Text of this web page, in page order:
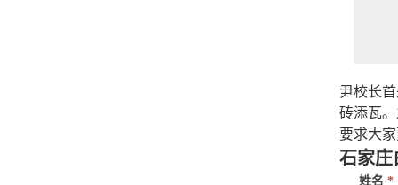
尹校长
砖添瓦
要求大
石家庄
姓名 *